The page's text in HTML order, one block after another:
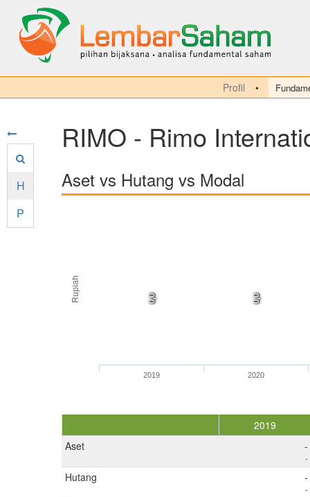
Profil
H
P
RIMO - Rimo
Aset vs Hutang vs Modal
Rupiah 0,0 0,0
0,0 0,0
0,0 0,0
2019 2020
2019
Aset
-
-
Hutang -
-